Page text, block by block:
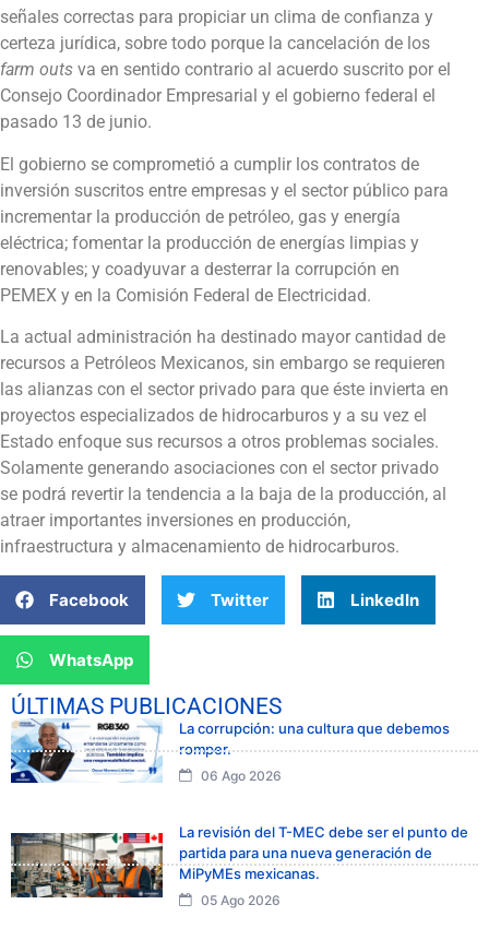
señales correctas para propiciar un clima de confianza y
certeza jurídica, sobre todo porque la cancelación de los
farm outs va en sentido contrario al acuerdo suscrito por el
Consejo Coordinador Empresarial y el gobierno federal el
pasado 13 de junio.
El gobierno se comprometió a cumplir los contratos de
inversión suscritos entre empresas y el sector público para
incrementar la producción de petróleo, gas y energía
eléctrica; fomentar la producción de energías limpias y
renovables; y coadyuvar a desterrar la corrupción en
PEMEX y en la Comisión Federal de Electricidad.
La actual administración ha destinado mayor cantidad de
recursos a Petróleos Mexicanos, sin embargo se requieren
las alianzas con el sector privado para que éste invierta en
proyectos especializados de hidrocarburos y a su vez el
Estado enfoque sus recursos a otros problemas sociales.
Solamente generando asociaciones con el sector privado
se podrá revertir la tendencia a la baja de la producción, al
atraer importantes inversiones en producción,
infraestructura y almacenamiento de hidrocarburos.
Facebook Twitter LinkedIn
WhatsApp
ÚLTIMAS PUBLICACIONES
La corrupción: una cultura que debemos
romper.
06 Ago 2026
La revisión del T-MEC debe ser el punto de
partida para una nueva generación de
MiPyMEs mexicanas.
05 Ago 2026